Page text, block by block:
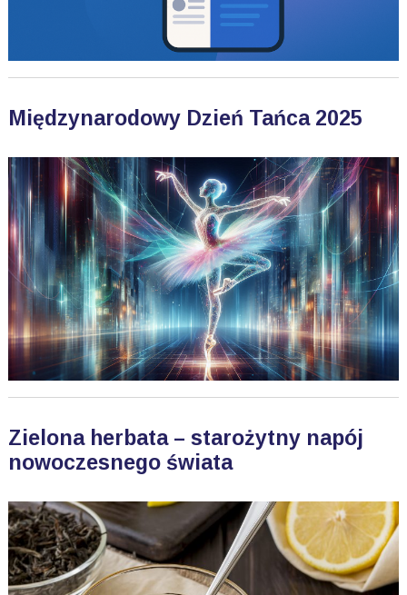
Międzynarodowy Dzień Tańca 2025
Zielona herbata – starożytny napój
nowoczesnego świata